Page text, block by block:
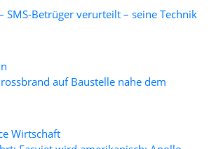
SMS-Betrüger verurteilt – seine Technik
auf Baustelle nahe dem